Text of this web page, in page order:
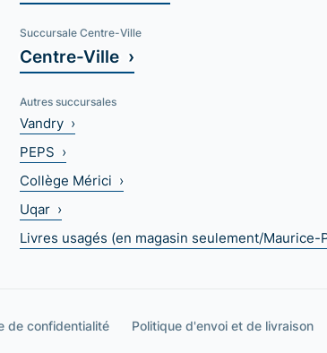
Succursale Centre-Ville
Centre-Ville ›
Autres succursales
Vandry ›
PEPS ›
Collège Mérici ›
Uqar ›
Livres usagés (en magasin seulement/Maurice-
de confidentialité Politique d'envoi et de livraison